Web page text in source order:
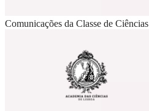
Comunicações da Classe de Ciências